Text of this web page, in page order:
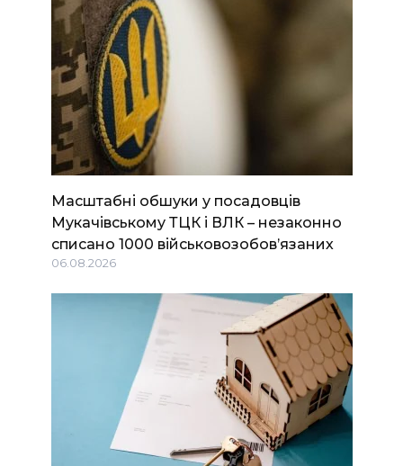
Масштабні обшуки у посадовців
Мукачівському ТЦК і ВЛК – незаконно
списано 1000 військовозобов’язаних
06.08.2026